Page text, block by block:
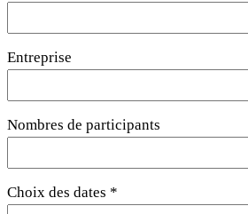
Entreprise
Nombres de participants
Choix des dates *